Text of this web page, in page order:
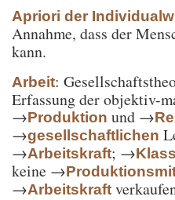
Apriori der
Annahme, dass der
kann.
Arbeit:
Erfassung der objektiv-
→Produktion und →
→gesellschaftlichen
→Arbeitskraft; →
keine →
→Arbeitskraft